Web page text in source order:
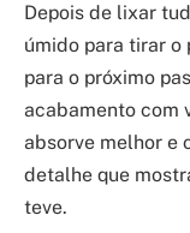
Depois de lixar
úmido para tirar o
para o próximo
acabamento com
absorve melhor e
detalhe que
teve.